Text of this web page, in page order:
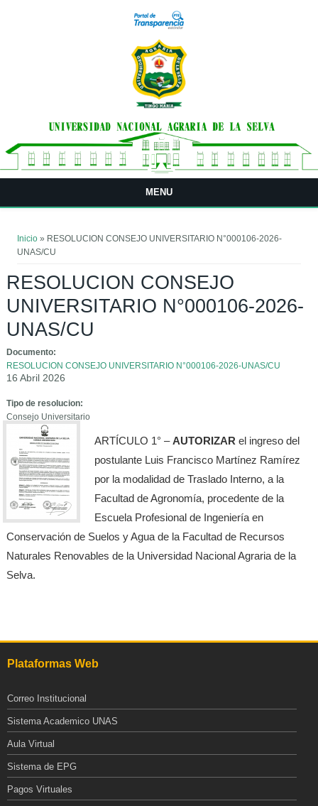
MENU
Inicio » RESOLUCION CONSEJO UNIVERSITARIO N°000106-2026-
UNAS/CU
RESOLUCION CONSEJO
UNIVERSITARIO N°000106-2026-
UNAS/CU
Documento:
RESOLUCION CONSEJO UNIVERSITARIO N°000106-2026-UNAS/CU
16 Abril 2026
Tipo de resolucion:
Consejo Universitario
ARTÍCULO 1° –AUTORIZAR el ingreso del
postulante Luis Francisco Martínez Ramírez
por la modalidad de Traslado Interno, a la
Facultad de Agronomía, procedente de la
Escuela Profesional de Ingeniería en
Conservación de Suelos y Agua de la Facultad de Recursos
Naturales Renovables de la Universidad Nacional Agraria de la
Selva.
Plataformas Web
Correo Institucional
Sistema Academico UNAS
Aula Virtual
Sistema de EPG
Pagos Virtuales